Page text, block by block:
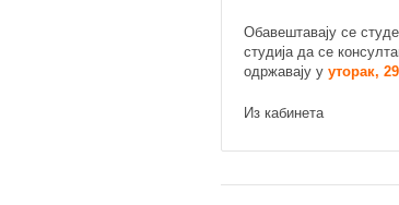
Обавештавају се
студија да се
одржавају у уторак,
Из кабинета